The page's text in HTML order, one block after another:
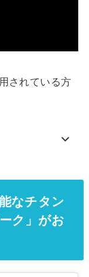
されている方
なチタン
ク」がお